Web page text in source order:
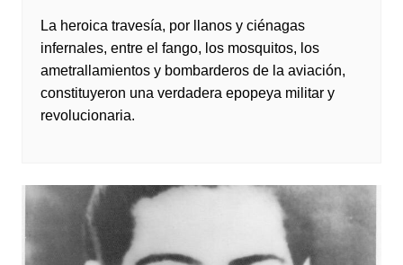
La heroica travesía, por llanos y ciénagas
infernales, entre el fango, los mosquitos, los
ametrallamientos y bombarderos de la aviación,
constituyeron una verdadera epopeya militar y
revolucionaria.